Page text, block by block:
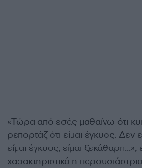
«Τώρα από εσάς μαθαίνω ότι
ρεπορτάζ ότι είμαι έγκυος.
είμαι έγκυος, είμαι ξεκάθαρη…»,
χαρακτηριστικά η